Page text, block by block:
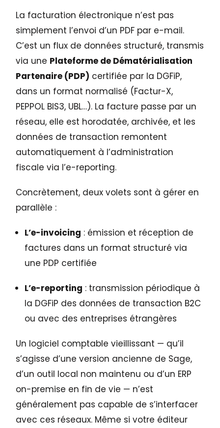
La facturation électronique n’est pas
simplement l’envoi d’un PDF par e-mail.
C’est un flux de données structuré, transmis
via une Plateforme de Dématérialisation
Partenaire (PDP) certifiée par la DGFiP,
dans un format normalisé (Factur-X,
PEPPOL BIS3, UBL…). La facture passe par un
réseau, elle est horodatée, archivée, et les
données de transaction remontent
automatiquement à l’administration
fiscale via l’e-reporting.
Concrètement, deux volets sont à gérer en
parallèle :
L’e-invoicing : émission et réception de
factures dans un format structuré via
une PDP certifiée
L’e-reporting : transmission périodique à
la DGFiP des données de transaction B2C
ou avec des entreprises étrangères
Un logiciel comptable vieillissant — qu’il
s’agisse d’une version ancienne de Sage,
d’un outil local non maintenu ou d’un ERP
on-premise en fin de vie — n’est
généralement pas capable de s’interfacer
avec ces réseaux. Même si votre éditeur